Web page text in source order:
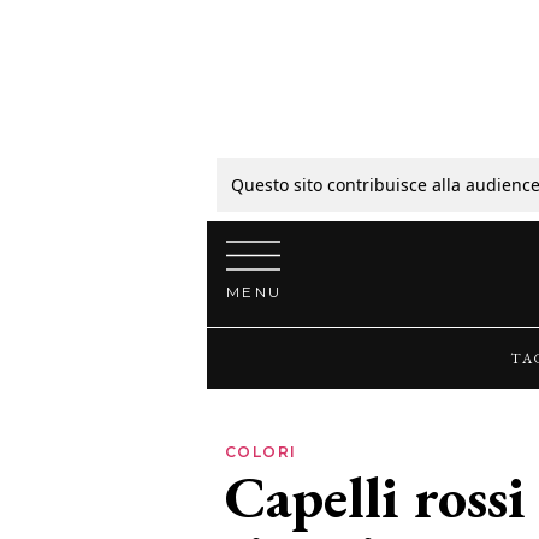
Questo sito contribuisce alla
Vai al contenuto
MENU
COLORI
Capelli rossi